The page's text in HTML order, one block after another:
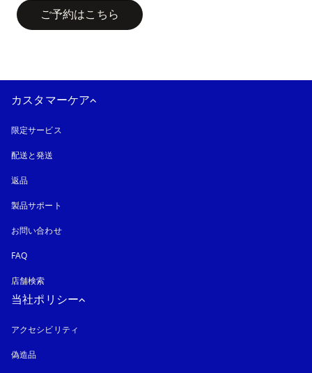
ご予約はこちら
カスタマーケア
限定サービス
配送と発送
返品
製品サポート
お問い合わせ
FAQ
店舗検索
当社ポリシー
アクセシビリティ
偽造品